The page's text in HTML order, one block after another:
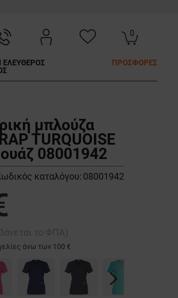
0
ΕΛΕΥΘΕΡΟΣ
ΠΡΟΣΦΟΡΕΣ
μπλούζα
TURQUOISE
08001942
καταλόγου: 08001942
άνω των 100 €
Next